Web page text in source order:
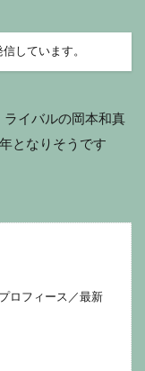
しています。
イバルの岡本和真
となりそうです
ロフィース／最新